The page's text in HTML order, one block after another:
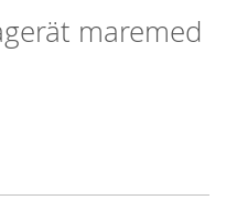
maremed